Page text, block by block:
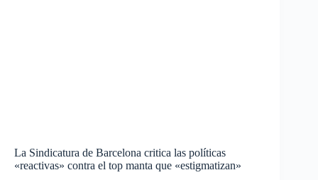
La Sindicatura de Barcelona critica las políticas
«reactivas» contra el top manta que «estigmatizan»